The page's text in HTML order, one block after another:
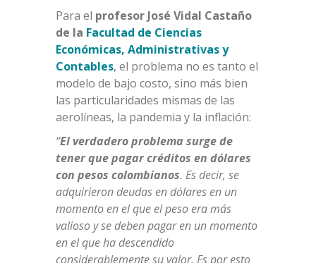
Para el profesor José Vidal Castaño
de la Facultad de Ciencias
Económicas, Administrativas y
Contables, el problema no es tanto el
modelo de bajo costo, sino más bien
las particularidades mismas de las
aerolíneas, la pandemia y la inflación:
“El verdadero problema surge de
tener que pagar créditos en dólares
con pesos colombianos. Es decir, se
adquirieron deudas en dólares en un
momento en el que el peso era más
valioso y se deben pagar en un momento
en el que ha descendido
considerablemente su valor. Es por esto